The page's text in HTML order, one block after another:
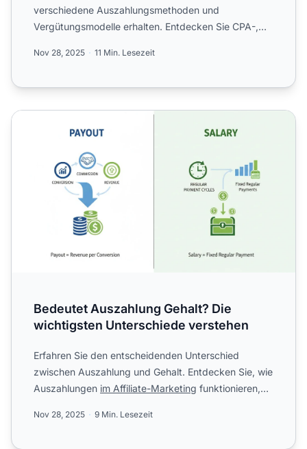
verschiedene Auszahlungsmethoden und
Vergütungsmodelle erhalten. Entdecken Sie CPA-,
Nov 28, 2025 11 Min. Lesezeit
Bedeutet Auszahlung Gehalt? Die wichtigsten
Bedeutet Auszahlung Gehalt? Die
wichtigsten Unterschiede verstehen
Erfahren Sie den entscheidenden Unterschied
zwischen Auszahlung und Gehalt. Entdecken Sie, wie
Auszahlungen im Affiliate-Marketing funktionieren,
Nov 28, 2025 9 Min. Lesezeit